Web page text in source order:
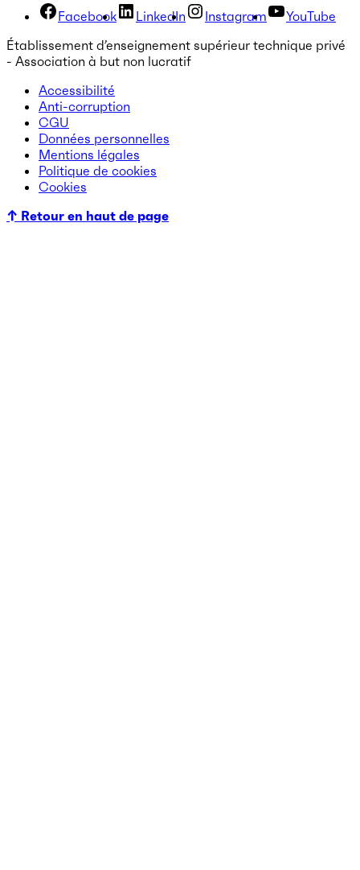
Facebook LinkedIn Instagram
YouTube
Établissement d’enseignement supérieur technique privé
- Association à but non lucratif
Accessibilité
Anti-corruption
CGU
Données personnelles
Mentions légales
Politique de cookies
Cookies
↑ Retour en haut de page